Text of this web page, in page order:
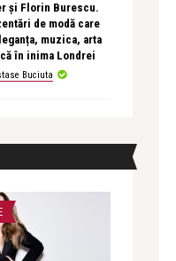
și Florin Burescu.
de modă care
muzica, arta
în inima Londrei
Buciuta